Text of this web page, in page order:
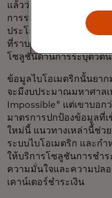
แล้วว่าระบบไบโอเมตริก
การระบุตัวบุคคลและตรว
ประโยชน์จากความปลอด
ที่ราบรื่นและล้ำสมัยยิ่งขึ้น
โซลูชันด้านการระบุตัวต
ข้อมูลไบโอเมตริกนั้นยา
จะมีงบประมาณมหาศาล
Impossible" แต่เขาบอ
มาตรการปกป้องข้อมูลที่เ
ใหม่นี้ แนวทางเหล่านี้ช่ว
ระบบไบโอเมตริก และก
ให้บริการโซลูชันการชำร
ความมั่นใจและความปล
เคาน์เตอร์ชำระเงิน